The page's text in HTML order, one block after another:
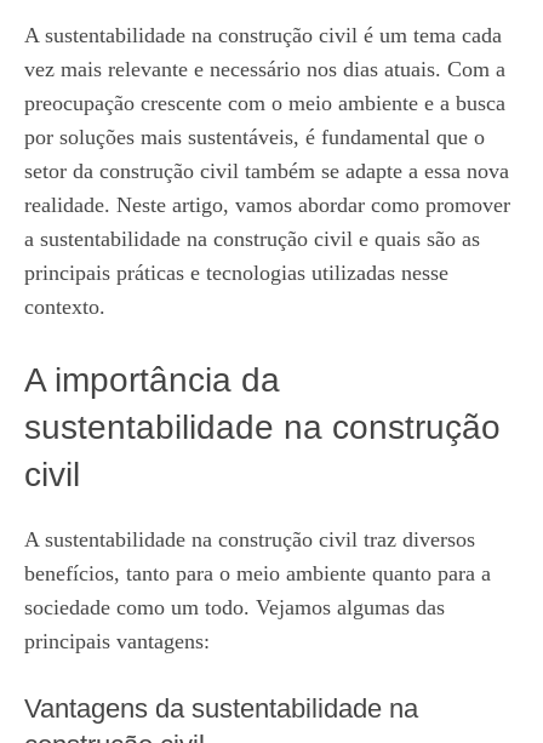
A sustentabilidade na construção civil é um tema cada
vez mais relevante e necessário nos dias atuais. Com a
preocupação crescente com o meio ambiente e a busca
por soluções mais sustentáveis, é fundamental que o
setor da construção civil também se adapte a essa nova
realidade. Neste artigo, vamos abordar como promover
a sustentabilidade na construção civil e quais são as
principais práticas e tecnologias utilizadas nesse
contexto.
A importância da
sustentabilidade na construção
civil
A sustentabilidade na construção civil traz diversos
benefícios, tanto para o meio ambiente quanto para a
sociedade como um todo. Vejamos algumas das
principais vantagens:
Vantagens da sustentabilidade na